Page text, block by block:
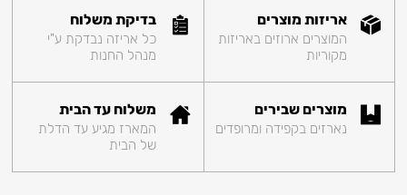
אריזות מוצרים
המוצרים ארוזים באריזות
מקוריות
בדיקת משלוח
כל אריזה נבדקת ע"י
מנהל החנות
מוצרים שבירים
נארזים בקפידה ומרופדים
משלוח עד הבית
המארז מגיע עד הדלת
של הבית